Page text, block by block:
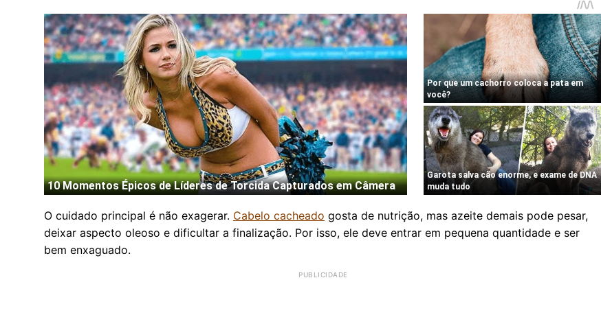
O cuidado principal é não exagerar. Cabelo cacheado gosta de nutrição, mas azeite demais pode pesar,
deixar aspecto oleoso e dificultar a finalização. Por isso, ele deve entrar em pequena quantidade e ser
bem enxaguado.